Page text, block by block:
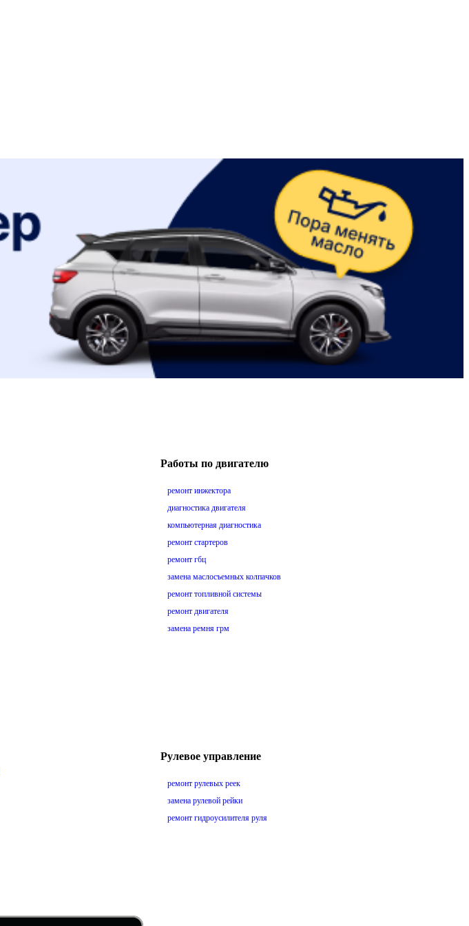
Работы по двигателю
ремонт инжектора
диагностика двигателя
компьютерная диагностика
ремонт стартеров
ремонт гбц
замена маслосъемных колпачков
ремонт топливной системы
ремонт двигателя
замена ремня грм
Рулевое управление
ремонт рулевых реек
замена рулевой рейки
ремонт гидроусилителя руля